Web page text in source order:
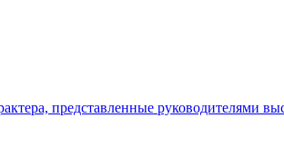
представленные руководителями